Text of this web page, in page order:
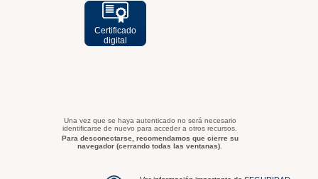
Certificado
digital
Una vez que se haya autenticado no será necesario
identificarse de nuevo para acceder a otros recursos.
Para desconectarse, recomendamos que cierre su
navegador (cerrando todas las ventanas).